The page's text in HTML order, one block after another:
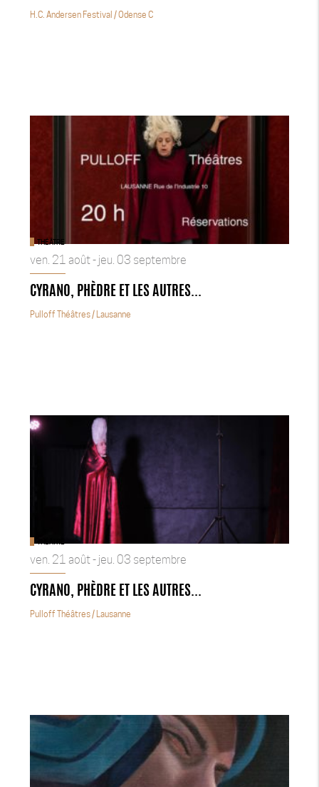
H.C. Andersen Festival / Odense C
THÉÂTRE
ven. 21 août - jeu. 03 septembre
CYRANO, PHÈDRE ET LES AUTRES...
Pulloff Théâtres/ Lausanne
ven. 21 août - jeu. 03 septembre
CYRANO, PHÈDRE ET LES AUTRES...
Pulloff Théâtres/ Lausanne